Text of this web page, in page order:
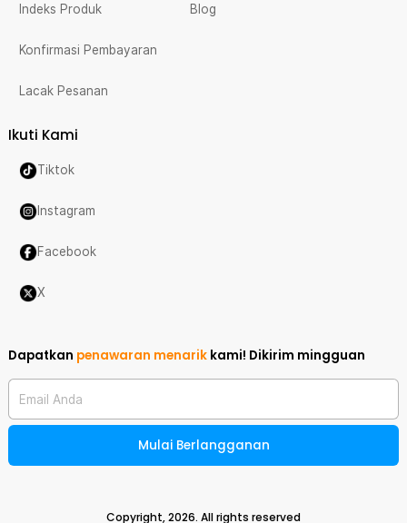
Indeks Produk
Konfirmasi Pembayaran
Lacak Pesanan
Blog
Ikuti Kami
Tiktok
Instagram
Facebook
X
Dapatkan penawaran menarik kami! Dikirim mingguan
Email Anda
Mulai Berlangganan
Copyright,2026. All rights reserved